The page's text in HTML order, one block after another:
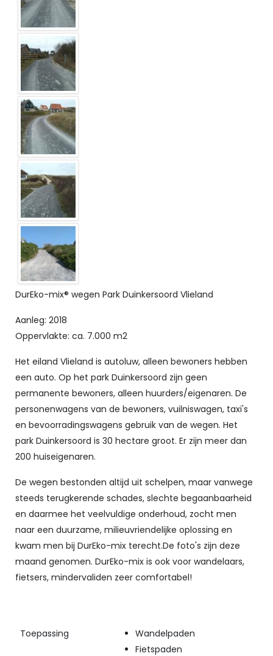
DurEko-mix® wegen Park Duinkersoord Vlieland
Aanleg: 2018
Oppervlakte: ca. 7.000 m2
Het eiland Vlieland is autoluw, alleen bewoners hebben
een auto. Op het park Duinkersoord zijn geen
permanente bewoners, alleen huurders/eigenaren. De
personenwagens van de bewoners, vuilniswagen, taxi's
en bevoorradingswagens gebruik van de wegen. Het
park Duinkersoord is 30 hectare groot. Er zijn meer dan
200 huiseigenaren.
De wegen bestonden altijd uit schelpen, maar vanwege
steeds terugkerende schades, slechte begaanbaarheid
en daarmee het veelvuldige onderhoud, zocht men
naar een duurzame, milieuvriendelijke oplossing en
kwam men bij DurEko-mix terecht.De foto's zijn deze
maand genomen. DurEko-mix is ook voor wandelaars,
fietsers, mindervaliden zeer comfortabel!
Toepassing
Wandelpaden
Fietspaden